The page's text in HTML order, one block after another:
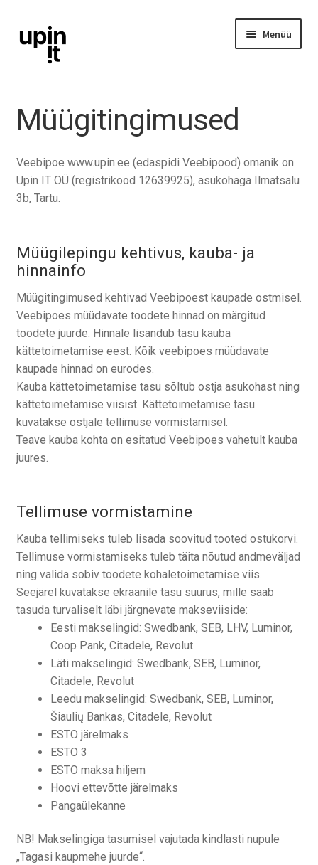
navigeerimisele
sisu
Menüü
Mac
Ava
AirPods
Lisavarustus
Tagasiost
Hooldus
Minu konto
Ostukorv
Müügitingimused
Veebipoe www.upin.ee (edaspidi Veebipood) omanik on
Upin IT OÜ (registrikood 12639925), asukohaga Ilmatsalu
3b, Tartu.
Müügilepingu kehtivus, kauba- ja
hinnainfo
Müügitingimused kehtivad Veebipoest kaupade ostmisel.
Veebipoes müüdavate toodete hinnad on märgitud
toodete juurde. Hinnale lisandub tasu kauba
kättetoimetamise eest. Kõik veebipoes müüdavate
kaupade hinnad on eurodes.
Kauba kättetoimetamise tasu sõltub ostja asukohast ning
kättetoimetamise viisist. Kättetoimetamise tasu
kuvatakse ostjale tellimuse vormistamisel.
Teave kauba kohta on esitatud Veebipoes vahetult kauba
juures.
Tellimuse vormistamine
Kauba tellimiseks tuleb lisada soovitud tooted ostukorvi.
Tellimuse vormistamiseks tuleb täita nõutud andmeväljad
ning valida sobiv toodete kohaletoimetamise viis.
Seejärel kuvatakse ekraanile tasu suurus, mille saab
tasuda turvaliselt läbi järgnevate makseviiside:
Eesti makselingid: Swedbank, SEB, LHV, Luminor,
Coop Pank, Citadele, Revolut
Läti makselingid: Swedbank, SEB, Luminor,
Citadele, Revolut
Leedu makselingid: Swedbank, SEB, Luminor,
Šiaulių Bankas, Citadele, Revolut
ESTO järelmaks
ESTO 3
ESTO maksa hiljem
Hoovi ettevõtte järelmaks
Pangaülekanne
NB! Makselingiga tasumisel vajutada kindlasti nupule
„Tagasi kaupmehe juurde“.